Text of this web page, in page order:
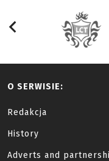
O SERWISIE:
Redakcja
History
Adverts and